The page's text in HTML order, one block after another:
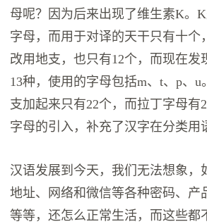
母呢？因为后来出现了维生素K。
字母，而用于对译的天干只有十个
改用地支，也只有12个，而现在发
13种，使用的字母包括m、t、p、
支加起来只有22个，而拉丁字母有
字母的引入，补充了汉字在分类用
汉语发展到今天，我们无法想象，
地址、网络和微信等各种密码、产
等等，还怎么正常生活，而这些都